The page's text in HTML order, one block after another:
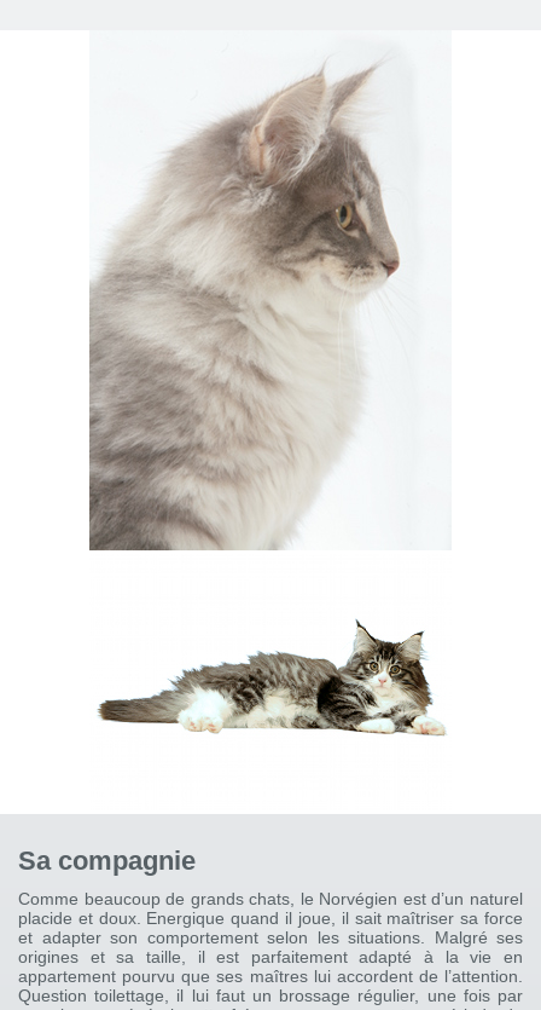
Sa compagnie
Comme beaucoup de grands chats, le Norvégien est d’un naturel
placide et doux. Energique quand il joue, il sait maîtriser sa force
et adapter son comportement selon les situations. Malgré ses
origines et sa taille, il est parfaitement adapté à la vie en
appartement pourvu que ses maîtres lui accordent de l’attention.
Question toilettage, il lui faut un brossage régulier, une fois par